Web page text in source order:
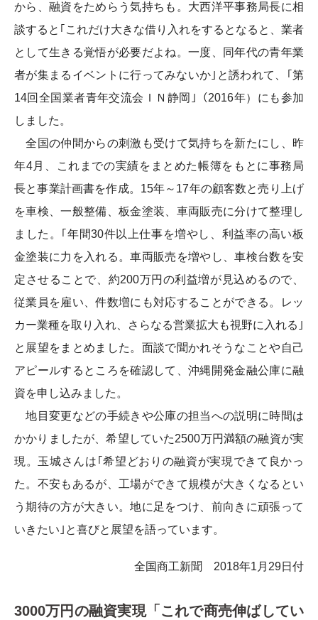
から、融資をためらう気持ちも。大西洋平事務局長に相
談すると｢これだけ大きな借り入れをするとなると、業者
として生きる覚悟が必要だよね。一度、同年代の青年業
者が集まるイベントに行ってみないか｣と誘われて、｢第
14回全国業者青年交流会ＩＮ静岡｣（2016年）にも参加
しました。
全国の仲間からの刺激も受けて気持ちを新たにし、昨
年4月、これまでの実績をまとめた帳簿をもとに事務局
長と事業計画書を作成。15年～17年の顧客数と売り上げ
を車検、一般整備、板金塗装、車両販売に分けて整理し
ました。｢年間30件以上仕事を増やし、利益率の高い板
金塗装に力を入れる。車両販売を増やし、車検台数を安
定させることで、約200万円の利益増が見込めるので、
従業員を雇い、件数増にも対応することができる。レッ
カー業種を取り入れ、さらなる営業拡大も視野に入れる｣
と展望をまとめました。面談で聞かれそうなことや自己
アピールするところを確認して、沖縄開発金融公庫に融
資を申し込みました。
地目変更などの手続きや公庫の担当への説明に時間は
かかりましたが、希望していた2500万円満額の融資が実
現。玉城さんは｢希望どおりの融資が実現できて良かっ
た。不安もあるが、工場ができて規模が大きくなるとい
う期待の方が大きい。地に足をつけ、前向きに頑張って
いきたい｣と喜びと展望を語っています。
全国商工新聞 2018年1月29日付
3000万円の融資実現「これで商売伸ばしてい